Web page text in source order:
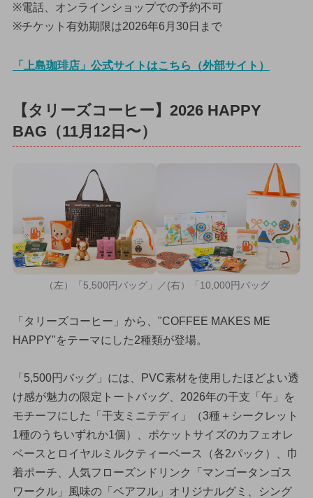
※電話、オンラインショップでの予約不可
※チケット有効期限は2026年6月30日まで
「上島珈琲店」公式サイトはこちら（外部サイト）
【タリーズコーヒー】2026 HAPPY
BAG（11月12日〜）
（左）「5,500円バッグ」／(右）「10,000円バッグ
「タリーズコーヒー」から、"COFFEE MAKES ME
HAPPY"をテーマにした2種類が登場。
「5,500円バッグ」には、PVC素材を使用したほどよい透
け感が魅力の限定トートバッグ、2026年の干支「午」を
モチーフにした「干支ミニテディ」（3種＋シークレット
1種のうちいずれか1個）、ポケットサイズのカフェオレ
ベースとロイヤルミルクティーベース（各2パック）、巾
着ポーチ、人気フローズンドリンク「マンゴータンゴス
ワークル」風味の「ベアフル」オリジナルグミ、シング